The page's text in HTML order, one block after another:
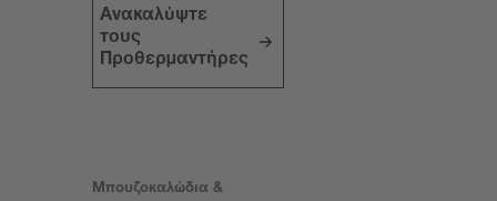
Ανακαλύψτε
τους
Προθερμαντήρες
Μπουζοκαλώδια &